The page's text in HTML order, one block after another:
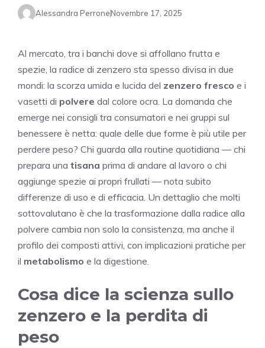
Alessandra PerroneNovembre 17, 2025
Al mercato, tra i banchi dove si affollano frutta e
spezie, la radice di zenzero sta spesso divisa in due
mondi: la scorza umida e lucida del zenzero fresco e i
vasetti di polvere dal colore ocra. La domanda che
emerge nei consigli tra consumatori e nei gruppi sul
benessere è netta: quale delle due forme è più utile per
perdere peso? Chi guarda alla routine quotidiana — chi
prepara una tisana prima di andare al lavoro o chi
aggiunge spezie ai propri frullati — nota subito
differenze di uso e di efficacia. Un dettaglio che molti
sottovalutano è che la trasformazione dalla radice alla
polvere cambia non solo la consistenza, ma anche il
profilo dei composti attivi, con implicazioni pratiche per
il metabolismo e la digestione.
Cosa dice la scienza sullo
zenzero e la perdita di
peso